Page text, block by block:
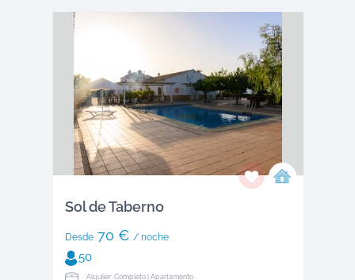
Sol de Taberno
Desde70 € / noche
50
Alquiler: Completo | Apartamento